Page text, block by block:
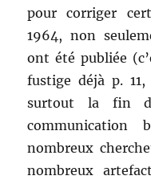
pour corriger
1964, non
ont été publiée
fustige déjà p.
surtout la fin
communication
nombreux
nombreux